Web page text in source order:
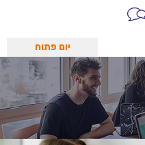
יום פתוח